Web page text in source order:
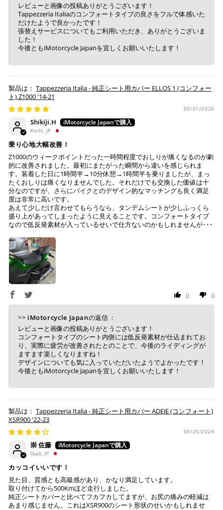
レビューと画像の投稿ありがとうございます！
Tappezzeria Italiaのコンフォートタイプの良さをフルで体感いた
だけたようで良かったです！
張替えサービスについてもご利用いただき、ありがとうございま
した！
今後ともiMotorcycle Japanを宜しくお願いいたします！
Tappezzeria Italia - 純正シート用カバー ELLOS 1 (コンフォー
ト) Z1000 '14-21
03/01/2026
Shikiji.H
Kochi, JP
乗り心地大幅改善！
Z1000のウィークポイントだった一時間程度でおしりが痛くなるのが劇
的に改善されました。最初にまたがった瞬間から違いを感じられま
す。装着した日に1時間半→10分休憩→1時間半を乗りましたが、まっ
たくおしりは痛くなりませんでした。それだけでも交換した価値は十
分なのですが、さらにバイクとのデザイン的なマッチングも良く満足
度は非常に高いです。
あえて少しだけ言わせてもらうなら、タンデムシートが少しふっくら
盛り上があってしまったように見えることです。コンフォートタイプ
なので低反発素材が入っているせいで仕方ないのかもしれませんが･･･
0 0
>> iMotorcycle Japanの返信：
レビューと画像の投稿ありがとうございます！
コンフォートタイプのシート内側には低反発素材が仕込まれてお
り、実際に疲労が改善されたとのことで、今後のライディングが
ますます楽しくなりますね！
デザインについても気に入っていただいたようでよかったです！
今後ともiMotorcycle Japanを宜しくお願いいたします！
Tappezzeria Italia - 純正シート用カバー ADEJE (コンフォート)
XSR900 '22-23
09/25/2024
崇 佐藤
Gujō, JP
カッコイいいです！
見た目、質感とも高級感があり、かなり満足しています。
取り付けてから500Kmほど走行しました。
純正シートカバーと比べてフカフカしてますが、お尻の痛みの軽減は
あまり感じません。これはXSR900のシート形状のせいかもしれませ